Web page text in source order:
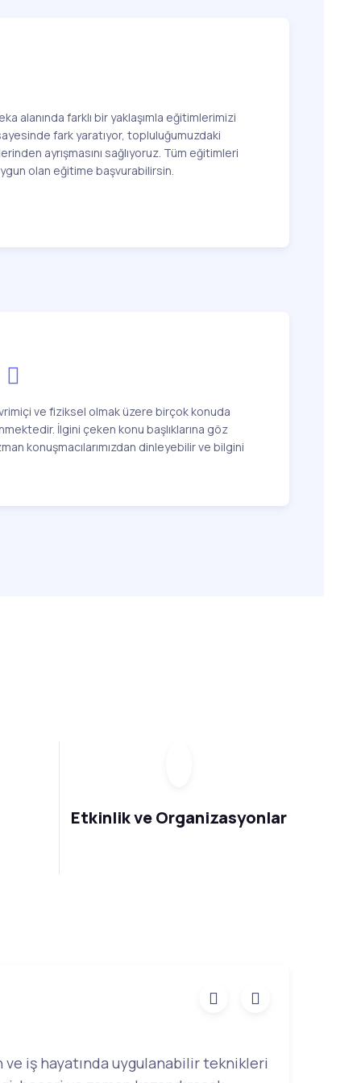
alanında farklı bir yaklaşımla eğitimlerimizi
fark yaratıyor, topluluğumuzdaki
ayrışmasını sağlıyoruz. Tüm eğitimleri
olan eğitime başvurabilirsin.
ve fiziksel olmak üzere birçok konuda
İlgini çeken konu başlıklarına göz
konuşmacılarımızdan dinleyebilir ve bilgini
Etkinlik ve Organizasyonlar
iş hayatında uygulanabilir teknikleri